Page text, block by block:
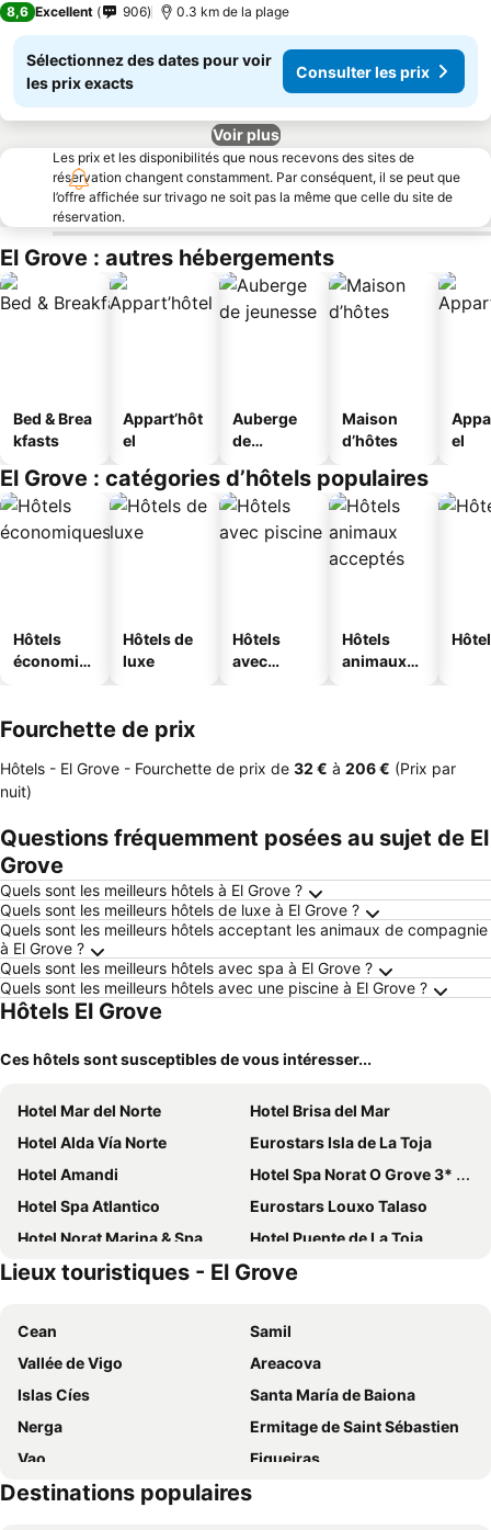
8,6 Excellent 906 0.3 km de la plage
Sélectionnez des dates pour voir
les prix exacts
Consulter les prix
Voir plus
Les prix et les disponibilités que nous recevons des sites de
réservation changent constamment. Par conséquent, il se peut que
l’offre affichée sur trivago ne soit pas la même que celle du site de
réservation.
El Grove : autres hébergements
Bed & Brea
kfasts
Appart’hôt
el
Auberge
de
Maison
d’hôtes
el
El Grove : catégories d’hôtels populaires
Hôtels
économiq
Hôtels de
luxe
Hôtels
avec
Hôtels
animaux
Fourchette de prix
Hôtels - El Grove - Fourchette de prix de ‎32 € à ‎206 € (Prix par
nuit)
Questions fréquemment posées au sujet de El
Grove
Quels sont les meilleurs hôtels à El Grove ?
Quels sont les meilleurs hôtels de luxe à El Grove ?
Quels sont les meilleurs hôtels acceptant les animaux de compagnie
à El Grove ?
Quels sont les meilleurs hôtels avec spa à El Grove ?
Quels sont les meilleurs hôtels avec une piscine à El Grove ?
Hôtels El Grove
Ces hôtels sont susceptibles de vous intéresser...
Hotel Mar del Norte
Hotel Brisa del Mar
Hotel Alda Vía Norte
Eurostars Isla de La Toja
Hotel Amandi
Hotel Spa Norat O Grove 3* Superior
Hotel Spa Atlantico
Eurostars Louxo Talaso
Hotel Norat Marina & Spa
Hotel Puente de La Toja
Hotel Abeiras
Eurostars Gran Hotel La Toja
La Noyesa
Hotel Grove
Hotel Serantes
Pousada de A Lanzada
Hotel Mirador Ria de Arosa
Hotel O Castro
Hotel Samar
Hotel Argibay
Paraíso del Marisco
Hospedaxe Maria Aguiño
Casa Campana
Apartamentos Maritimo Suites-Solo Adultos
Lieux touristiques - El Grove
Cean
Samil
Vallée de Vigo
Areacova
Islas Cíes
Santa María de Baiona
Nerga
Ermitage de Saint Sébastien
Vao
Figueiras
Aéroport de Vigo - Peinador
Gare ferroviaire de Vigo
Destinations populaires